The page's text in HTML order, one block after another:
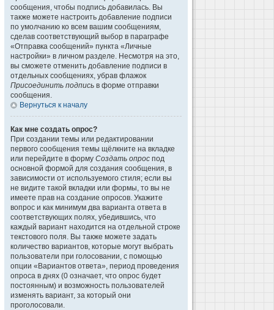
сообщения, чтобы подпись добавилась. Вы
также можете настроить добавление подписи
по умолчанию ко всем вашим сообщениям,
сделав соответствующий выбор в параграфе
«Отправка сообщений» пункта «Личные
настройки» в личном разделе. Несмотря на это,
вы сможете отменить добавление подписи в
отдельных сообщениях, убрав флажок
Присоединить подпись в форме отправки
сообщения.
Вернуться к началу
Как мне создать опрос?
При создании темы или редактировании
первого сообщения темы щёлкните на вкладке
или перейдите в форму Создать опрос под
основной формой для создания сообщения, в
зависимости от используемого стиля; если вы
не видите такой вкладки или формы, то вы не
имеете прав на создание опросов. Укажите
вопрос и как минимум два варианта ответа в
соответствующих полях, убедившись, что
каждый вариант находится на отдельной строке
текстового поля. Вы также можете задать
количество вариантов, которые могут выбрать
пользователи при голосовании, с помощью
опции «Вариантов ответа», период проведения
опроса в днях (0 означает, что опрос будет
постоянным) и возможность пользователей
изменять вариант, за который они
проголосовали.